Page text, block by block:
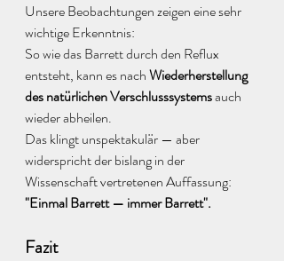
Unsere Beobachtungen zeigen eine sehr
wichtige Erkenntnis:
So wie das Barrett durch den Reflux
entsteht, kann es nach Wiederherstellung
des natürlichen Verschlusssystems auch
wieder abheilen.
Das klingt unspektakulär — aber
widerspricht der bislang in der
Wissenschaft vertretenen Auffassung:
"Einmal Barrett — immer Barrett".
Fazit